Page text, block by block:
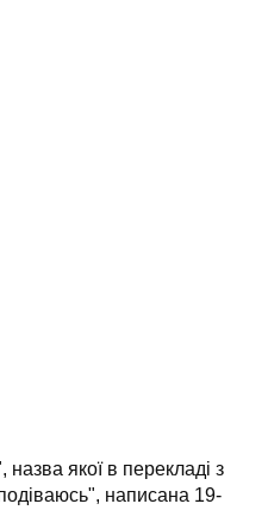
якої в перекладі з
написана 19-